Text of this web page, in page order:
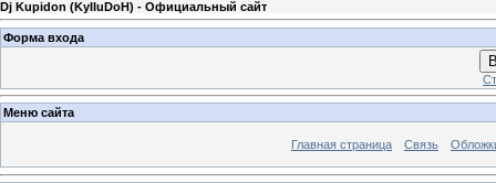
Dj Kupidon (KyIIuDoH) - Официальный сайт
Форма входа
Меню сайта
Главная страница Связь